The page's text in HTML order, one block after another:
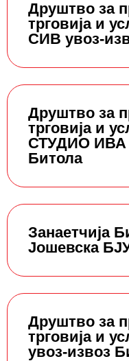
Друштво за
трговија и
СИВ увоз-
Друштво за
трговија и
СТУДИО ИВА
Битола
Занаетчија
Јошевска
Друштво за
трговија и
увоз-извоз